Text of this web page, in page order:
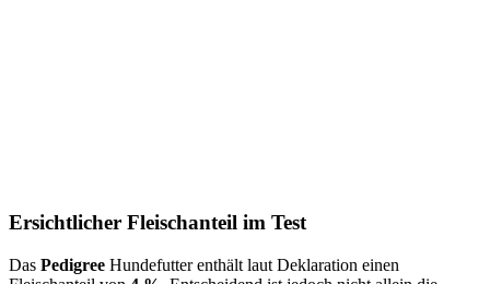
Ersichtlicher Fleischanteil im Test
Das Pedigree Hundefutter enthält laut Deklaration einen